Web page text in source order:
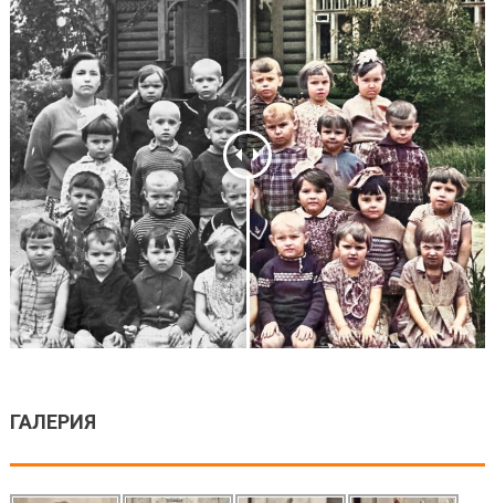
ГАЛЕРИЯ